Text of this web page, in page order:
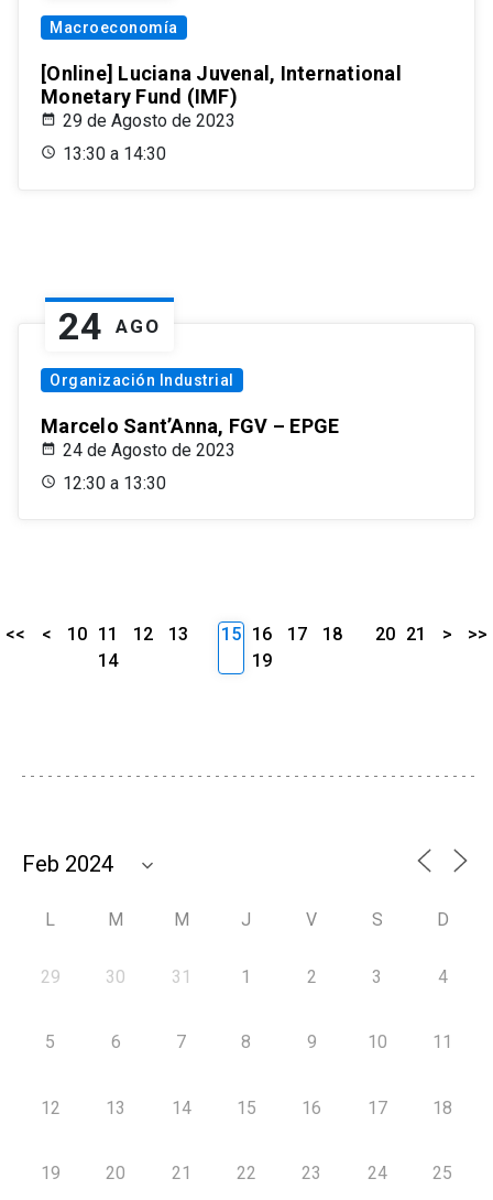
Macroeconomía
[Online] Luciana Juvenal, International
Monetary Fund (IMF)
29 de Agosto de 2023
13:30 a 14:30
24 AGO
Organización Industrial
Marcelo Sant’Anna, FGV – EPGE
24 de Agosto de 2023
12:30 a 13:30
<< < 10 11 12
13
14
15 16 17
18
19
20 21 > >>
L M M J V S D
29 30 31 1 2 3 4
5 6 7 8 9 10 11
12 13 14 15 16 17 18
19 20 21 22 23 24 25